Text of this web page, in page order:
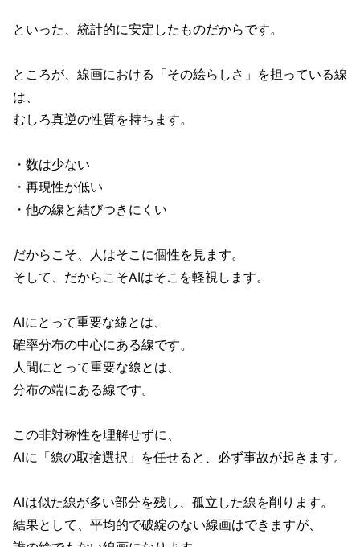
といった、統計的に安定したものだからです。
ところが、線画における「その絵らしさ」を担っている線
は、
むしろ真逆の性質を持ちます。
・数は少ない
・再現性が低い
・他の線と結びつきにくい
だからこそ、人はそこに個性を見ます。
そして、だからこそAIはそこを軽視します。
AIにとって重要な線とは、
確率分布の中心にある線です。
人間にとって重要な線とは、
分布の端にある線です。
この非対称性を理解せずに、
AIに「線の取捨選択」を任せると、必ず事故が起きます。
AIは似た線が多い部分を残し、孤立した線を削ります。
結果として、平均的で破綻のない線画はできますが、